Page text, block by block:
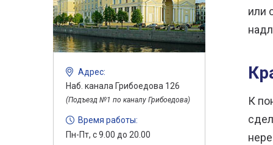
или
К
Адрес:
Наб. канала Грибоедова 126
(Подъезд №1 по каналу Грибоедова)
Время работы:
Пн-Пт, с 9.00 до 20.00